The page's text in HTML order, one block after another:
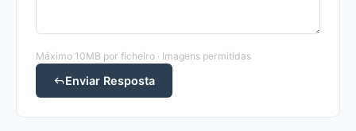
Máximo 10MB por ficheiro · Imagens permitidas
Enviar Resposta